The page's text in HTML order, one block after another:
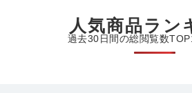
人気商品ラン
過去30日間の総閲覧数